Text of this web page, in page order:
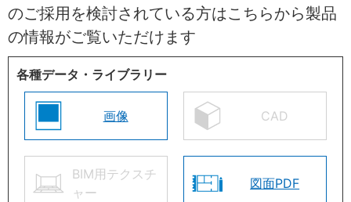
のご採用を検討されている方はこちらから製品
の情報がご覧いただけます
各種データ・ライブラリー
画像 CAD
BIM用テクスチ
ャー
図面PDF